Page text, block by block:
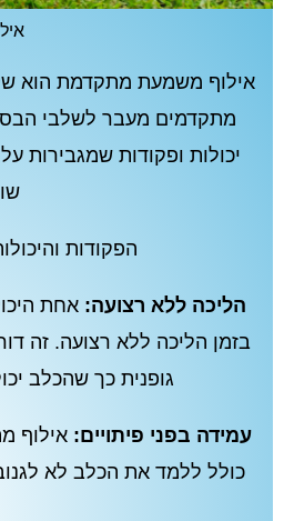
אילוף משמעת מתקדמת הוא
מתקדמים מעבר לשלבי
יכולות ופקודות שמגבירות
הפקודות
הליכה ללא רצועה: אחת
בזמן הליכה ללא רצועה. זה
גופנית כך שהכלב
עמידה בפני פיתויים: אילוף
כולל ללמד את הכלב לא